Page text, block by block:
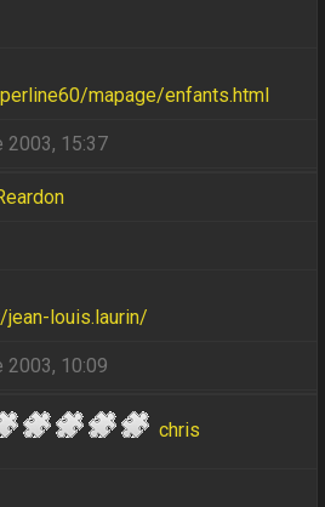
mapage/enfants.html
2003, 15:37
louis.laurin/
2003, 10:09
chris